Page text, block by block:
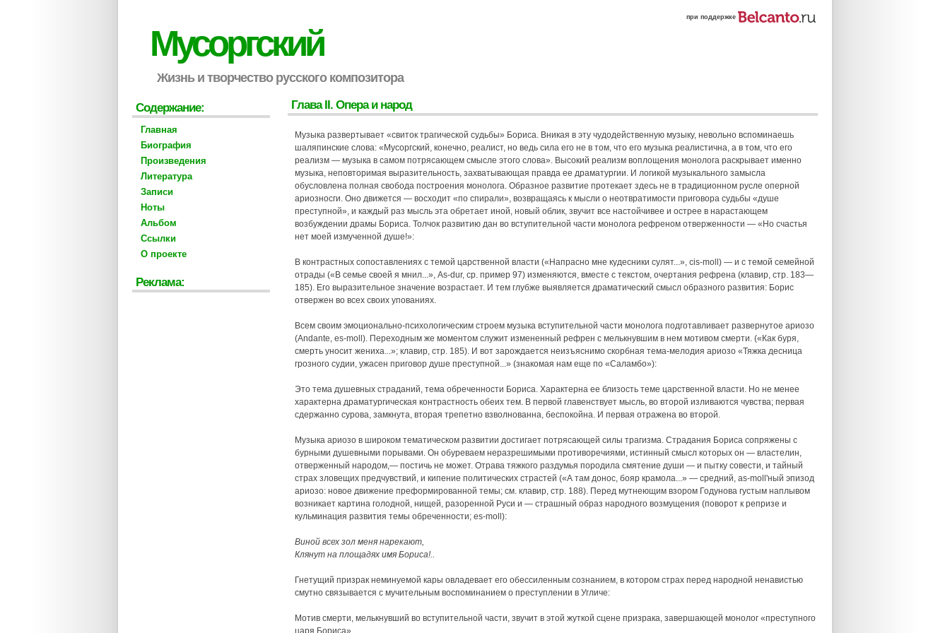
при поддержке
Мусоргский
Жизнь и творчество русского композитора
Глава II. Опера и народ
Музыка развертывает «свиток трагической судьбы» Бориса. Вникая в эту чудодейственную музыку, невольно вспоминаешь
шаляпинские слова: «Мусоргский, конечно, реалист, но ведь сила его не в том, что его музыка реалистична, а в том, что его
реализм — музыка в самом потрясающем смысле этого слова». Высокий реализм воплощения монолога раскрывает именно
музыка, неповторимая выразительность, захватывающая правда ее драматургии. И логикой музыкального замысла
обусловлена полная свобода построения монолога. Образное развитие протекает здесь не в традиционном русле оперной
ариозносги. Оно движется — восходит «по спирали», возвращаясь к мысли о неотвратимости приговора судьбы «душе
преступной», и каждый раз мысль эта обретает иной, новый облик, звучит все настойчивее и острее в нарастающем
возбуждении драмы Бориса. Толчок развитию дан во вступительной части монолога рефреном отверженности — «Но счастья
нет моей измученной душе!»:
В контрастных сопоставлениях с темой царственной власти («Напрасно мне кудесники сулят...», cis-moll) — и с темой семейной
отрады («В семье своей я мнил...», As-dur, ср. пример 97) изменяются, вместе с текстом, очертания рефрена (клавир, стр. 183—
185). Его выразительное значение возрастает. И тем глубже выявляется драматический смысл образного развития: Борис
отвержен во всех своих упованиях.
Всем своим эмоционально-психологическим строем музыка вступительной части монолога подготавливает развернутое ариозо
(Andante, es-moll). Переходным же моментом служит измененный рефрен с мелькнувшим в нем мотивом смерти. («Как буря,
смерть уносит жениха...»; клавир, стр. 185). И вот зарождается неизъяснимо скорбная тема-мелодия ариозо «Тяжка десница
грозного судии, ужасен приговор душе преступной...» (знакомая нам еще по «Саламбо»):
Это тема душевных страданий, тема обреченности Бориса. Характерна ее близость теме царственной власти. Но не менее
характерна драматургическая контрастность обеих тем. В первой главенствует мысль, во второй изливаются чувства; первая
сдержанно сурова, замкнута, вторая трепетно взволнованна, беспокойна. И первая отражена во второй.
Музыка ариозо в широком тематическом развитии достигает потрясающей силы трагизма. Страдания Бориса сопряжены с
бурными душевными порывами. Он обуреваем неразрешимыми противоречиями, истинный смысл которых он — властелин,
отверженный народом,— постичь не может. Отрава тяжкого раздумья породила смятение души — и пытку совести, и тайный
страх зловещих предчувствий, и кипение политических страстей («А там донос, бояр крамола...» — средний, as-moll'ный эпизод
ариозо: новое движение преформированной темы; см. клавир, стр. 188). Перед мутнеющим взором Годунова густым наплывом
возникает картина голодной, нищей, разоренной Руси и — страшный образ народного возмущения (поворот к репризе и
кульминация развития темы обреченности; es-moll):
Виной всех зол меня нарекают,
Клянут на площадях имя Бориса!..
Гнетущий призрак неминуемой кары овладевает его обессиленным сознанием, в котором страх перед народной ненавистью
смутно связывается с мучительным воспоминанием о преступлении в Угличе:
Мотив смерти, мелькнувший во вступительной части, звучит в этой жуткой сцене призрака, завершающей монолог «преступного
царя Бориса».
Содержание:
Главная
Биография
Произведения
Литература
Записи
Ноты
Альбом
Ссылки
О проекте
Реклама: